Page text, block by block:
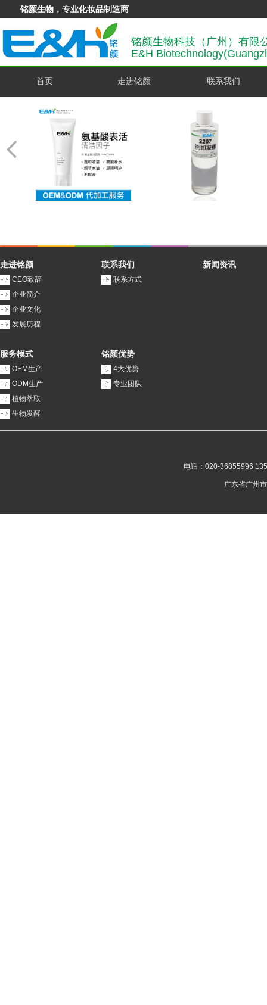
铭颜生物，专业化妆品制造商
铭颜生物科技（广州）有限
E&H
首页 走进铭颜 联系我们
走进铭颜
CEO致辞
企业简介
企业文化
发展历程
联系我们
联系方式
新闻资讯
服务模式
OEM生产
ODM生产
植物萃取
生物发酵
铭颜优势
4大优势
专业团队
电话：020-36855996
广东省广州